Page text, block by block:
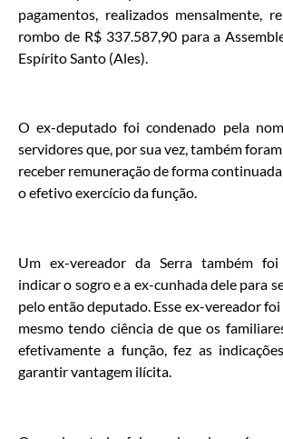
pagamentos, realizados mensalmente,
rombo de R$ 337.587,90 para a
Espírito Santo (Ales).
O ex-deputado foi condenado pela
servidores que, por sua vez, também
receber remuneração de forma continuada
o efetivo exercício da função.
Um ex-vereador da Serra também
indicar o sogro e a ex-cunhada dele para
pelo então deputado. Esse ex-vereador
mesmo tendo ciência de que os
efetivamente a função, fez as
garantir vantagem ilícita.